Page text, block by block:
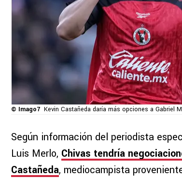
© Imago7 Kevin Castañeda daría más opciones a Gabriel
Según información del periodista
Luis Merlo, Chivas tendría
Castañeda, mediocampista